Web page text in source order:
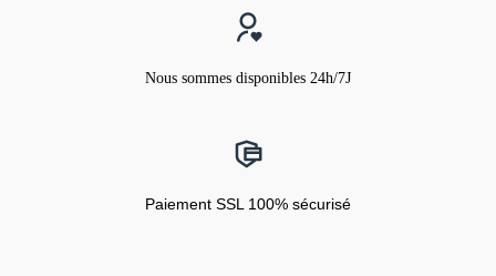
Nous sommes disponibles 24h/7J
Paiement SSL 100% sécurisé